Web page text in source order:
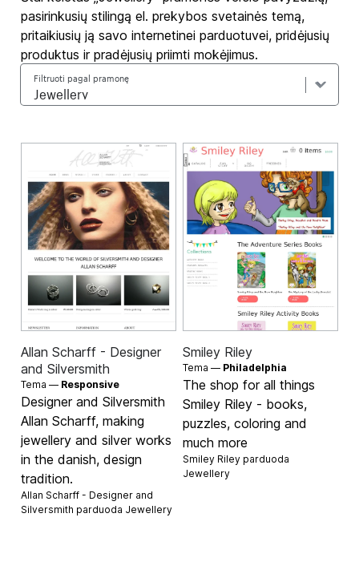
pasirinkusių stilingą el. prekybos svetainės temą,
pritaikiusių ją savo internetinei parduotuvei, pridėjusių
produktus ir pradėjusių priimti mokėjimus.
Filtruoti pagal pramonę
Allan Scharff - Designer
and Silversmith
Tema — Responsive
Designer and Silversmith
Allan Scharff, making
jewellery and silver works
in the danish, design
tradition.
Allan Scharff - Designer and
Silversmith parduoda Jewellery
Smiley Riley
Tema — Philadelphia
The shop for all things
Smiley Riley - books,
puzzles, coloring and
much more
Smiley Riley parduoda
Jewellery